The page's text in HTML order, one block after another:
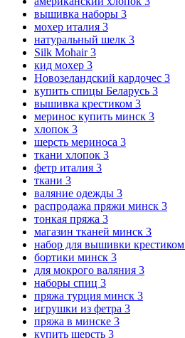
вышивка наборы 3
мохер италия 3
натуральный шелк 3
Silk Mohair3
кид мохер 3
Новозеландский кардочес 3
купить спицы Беларусь 3
вышивка крестиком 3
меринос купить минск 3
хлопок 3
шерсть мериноса 3
ткани хлопок 3
фетр италия 3
ткани 3
валяние одежды 3
распродажа пряжи минск 3
тонкая пряжа 3
магазин тканей минск 3
набор для вышивки крестиком
бортики минск 3
для мокрого валяния 3
наборы спиц 3
пряжа турция минск 3
игрушки из фетра 3
пряжа в минске 3
купить шерсть 3